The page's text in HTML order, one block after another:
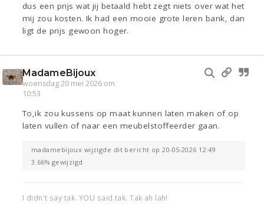
dus een prijs wat jij betaald hebt zegt niets over wat het
mij zou kosten. Ik had een mooie grote leren bank, dan
ligt de prijs gewoon hoger.
MadameBijoux
woensdag 20 mei 2026 om
10:53
To,ik zou kussens op maat kunnen laten maken of op
laten vullen of naar een meubelstoffeerder gaan.
madamebijoux wijzigde dit bericht op 20-05-2026 12:49
3.66% gewijzigd
I didn't say tak. YOU said tak. Tak ah lah!